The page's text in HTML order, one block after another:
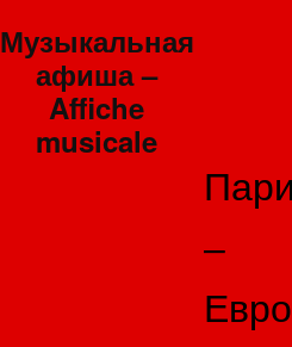
Музыкальная
афиша –
Affiche
musicale
–